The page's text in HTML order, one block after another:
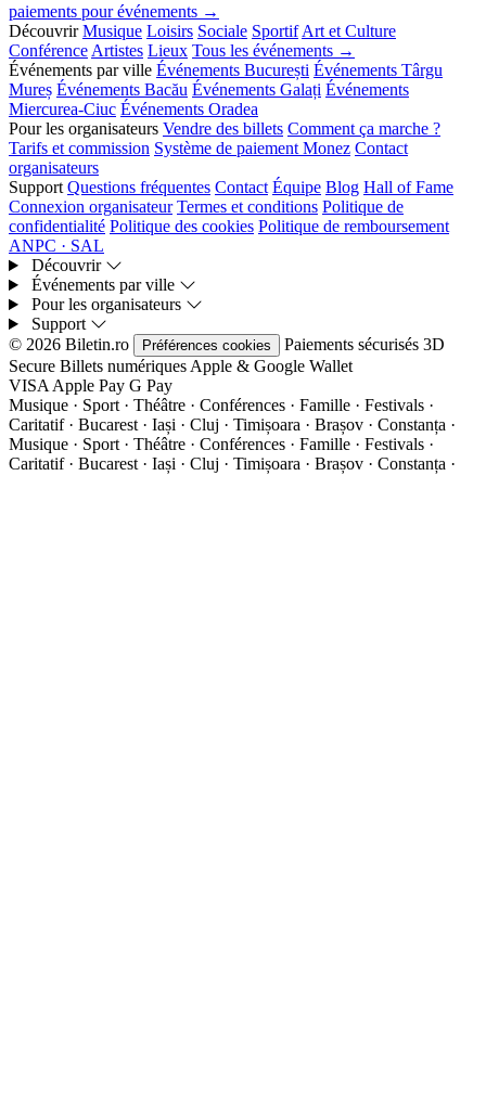
paiements pour événements →
Découvrir Musique Loisirs Sociale Sportif Art et Culture
Conférence Artistes Lieux Tous les événements →
Événements par ville Événements București Événements Târgu
Mureș Événements Bacău Événements Galați Événements
Miercurea-Ciuc Événements Oradea
Pour les organisateurs Vendre des billets Comment ça marche ?
Tarifs et commission Système de paiement Monez Contact
organisateurs
Support Questions fréquentes Contact Équipe Blog Hall of Fame
Connexion organisateur Termes et conditions Politique de
confidentialité Politique des cookies Politique de remboursement
ANPC · SAL
Découvrir
Événements par ville
Pour les organisateurs
Support
© 2026 Biletin.ro
Préférences cookies Paiements sécurisés 3D
Secure Billets numériques Apple & Google Wallet
VISA Apple Pay G Pay
Musique · Sport · Théâtre · Conférences · Famille · Festivals ·
Caritatif · Bucarest · Iași · Cluj · Timișoara · Brașov · Constanța ·
Musique · Sport · Théâtre · Conférences · Famille · Festivals ·
Caritatif · Bucarest · Iași · Cluj · Timișoara · Brașov · Constanța ·